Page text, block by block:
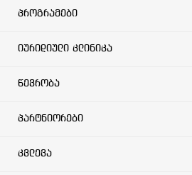
პროგრამები
იურიდიული კლინიკა
წევრობა
პარტნიორები
კვლევა